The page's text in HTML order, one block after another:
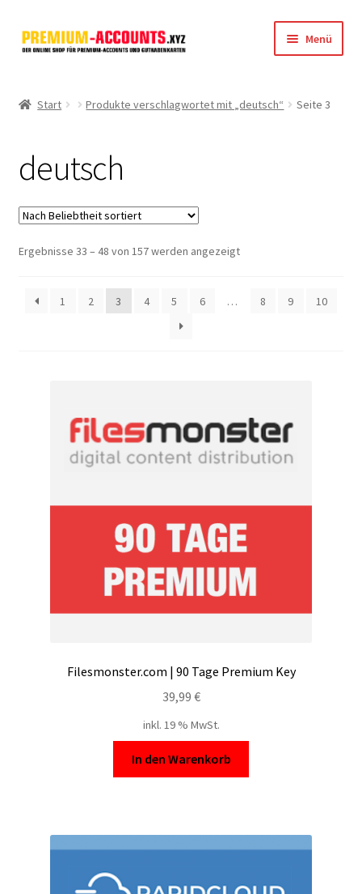
Zur
Navigation
Zum
Inhalt
Menü
FileJoker
Depositfiles
TakeFile
FileFox.cc
VipFile.cc
Zahlungsarten
Start Produkte verschlagwortet mit „deutsch“ Seite 3
deutsch
Ergebnisse 33 – 48 von 157 werden angezeigtNach
1
2 3 4 5 6 … 8 9 10
Filesmonster.com | 90 Tage Premium Key
39,99 €
inkl. 19 % MwSt.
In den Warenkorb